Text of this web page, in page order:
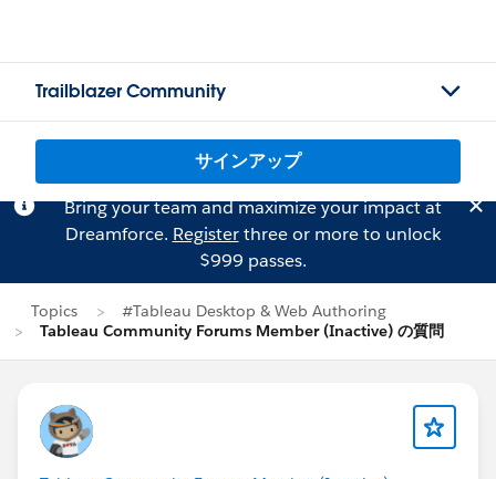
Trailblazer Community
サインアップ
Bring your team and maximize your impact at
Dreamforce. Registerthree or more to unlock
$999 passes.
Topics
#Tableau Desktop & Web Authoring
Tableau Community Forums Member (Inactive) の質問